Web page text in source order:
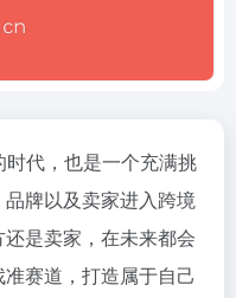
时代，也是一个充满挑
牌以及卖家进入跨境
是卖家，在未来都会
赛道，打造属于自己